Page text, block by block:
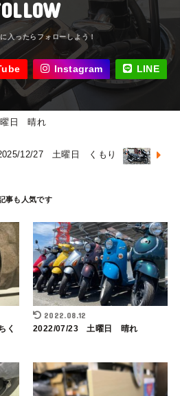
Instagram LINE
日 晴れ
12/27 土曜日 くもり
く
2022.08.12
2022/07/23 土曜日 晴れ